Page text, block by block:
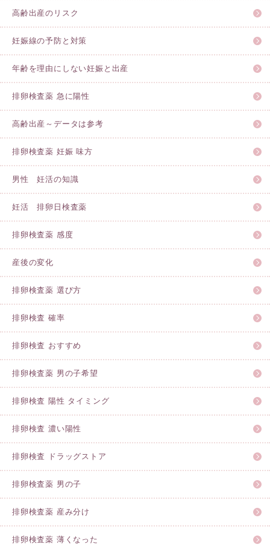
高齢出産のリスク
妊娠線の予防と対策
年齢を理由にしない妊娠と出産
排卵検査薬 急に陽性
高齢出産～データは参考
排卵検査薬 妊娠 味方
男性 妊活の知識
妊活 排卵日検査薬
排卵検査薬 感度
産後の変化
排卵検査薬 選び方
排卵検査 確率
排卵検査 おすすめ
排卵検査薬 男の子希望
排卵検査 陽性 タイミング
排卵検査 濃い陽性
排卵検査 ドラッグストア
排卵検査薬 男の子
排卵検査薬 産み分け
排卵検査薬 薄くなった